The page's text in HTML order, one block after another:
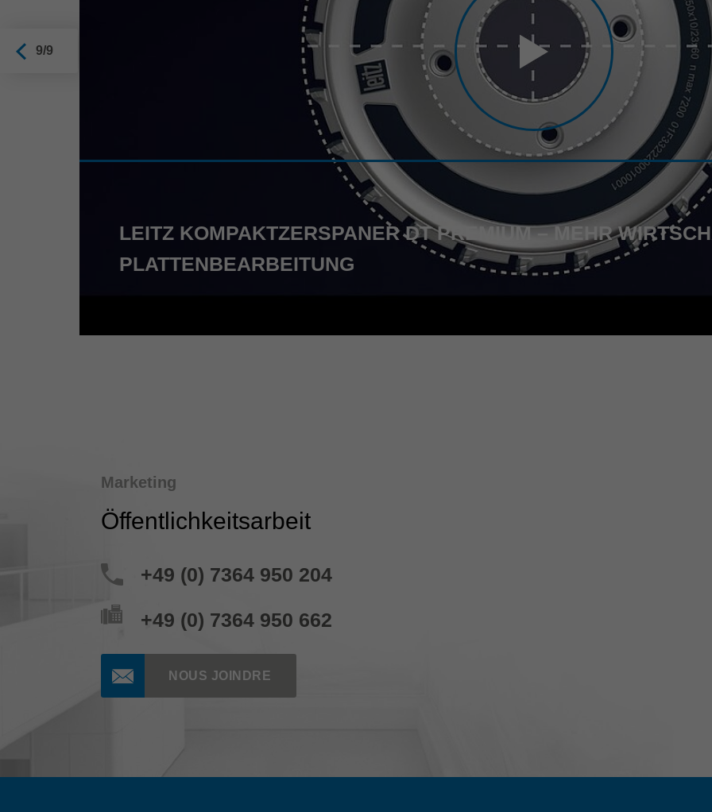
LEITZ KOMPAKTZERSPANER DT PREMIUM – MEHR
PLATTENBEARBEITUNG
9/9
Marketing
Öffentlichkeitsarbeit
+49 (0) 7364 950 204
+49 (0) 7364 950 662
NOUS JOINDRE